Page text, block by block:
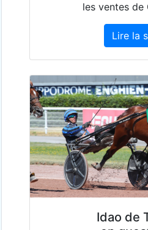
les ventes de
Lire la
Idao de